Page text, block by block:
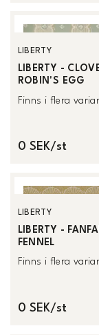
LIBERTY
LIBERTY -
ROBIN'S EGG
Finns i flera
0 SEK/st
LIBERTY
LIBERTY -
FENNEL
Finns i flera
0 SEK/st